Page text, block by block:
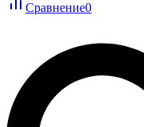
Сравнение0